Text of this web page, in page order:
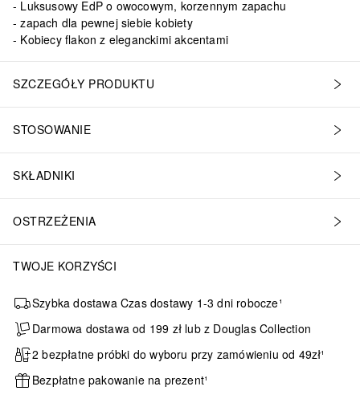
Luksusowy EdP o owocowym, korzennym zapachu
zapach dla pewnej siebie kobiety
Kobiecy flakon z eleganckimi akcentami
SZCZEGÓŁY PRODUKTU
STOSOWANIE
SKŁADNIKI
OSTRZEŻENIA
TWOJE KORZYŚCI
Szybka dostawa Czas dostawy 1-3 dni robocze¹
Darmowa dostawa od 199 zł lub z Douglas Collection
2 bezpłatne próbki do wyboru przy zamówieniu od 49zł¹
Bezpłatne pakowanie na prezent¹